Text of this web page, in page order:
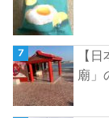
【
廟」